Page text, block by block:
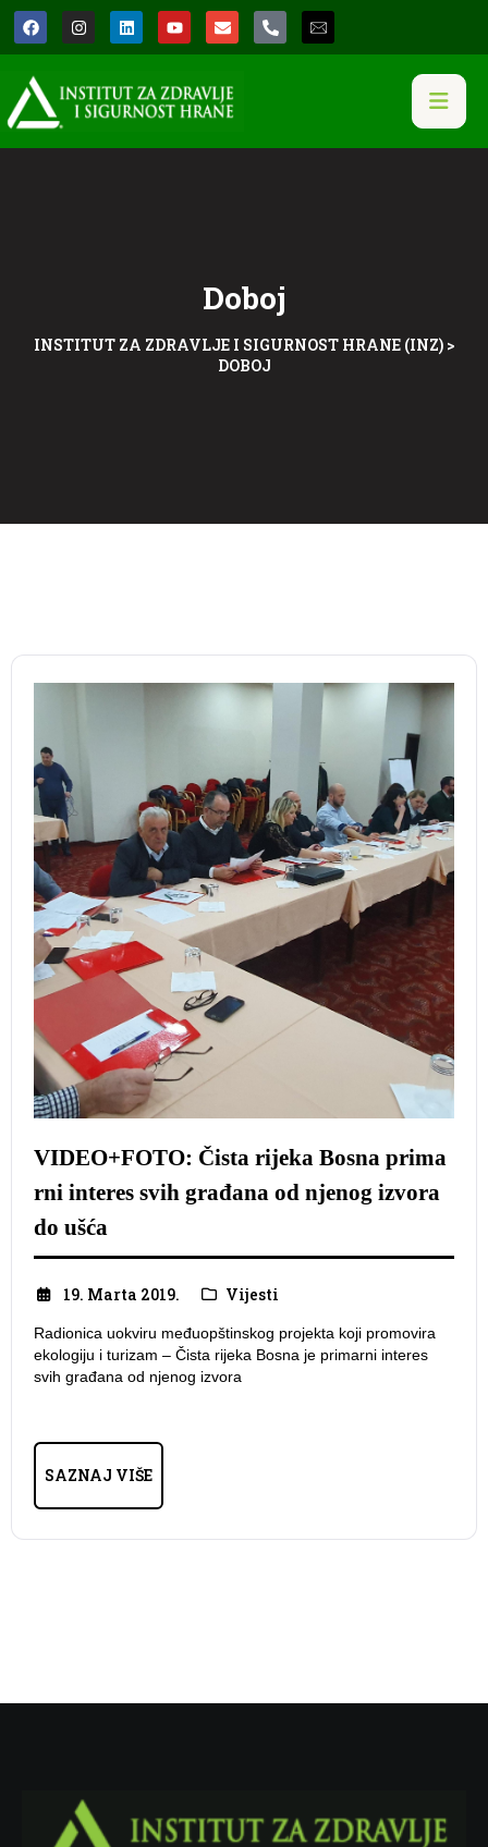
Doboj
INSTITUT ZA ZDRAVLJE I SIGURNOST HRANE (INZ)>
DOBOJ
VIDEO+FOTO: Čista rijeka Bosna prima
rni interes svih građana od njenog izvora
do ušća
19. Marta 2019. Vijesti
Radionica uokviru međuopštinskog projekta koji promovira
ekologiju i turizam – Čista rijeka Bosna je primarni interes
svih građana od njenog izvora
SAZNAJ VIŠE